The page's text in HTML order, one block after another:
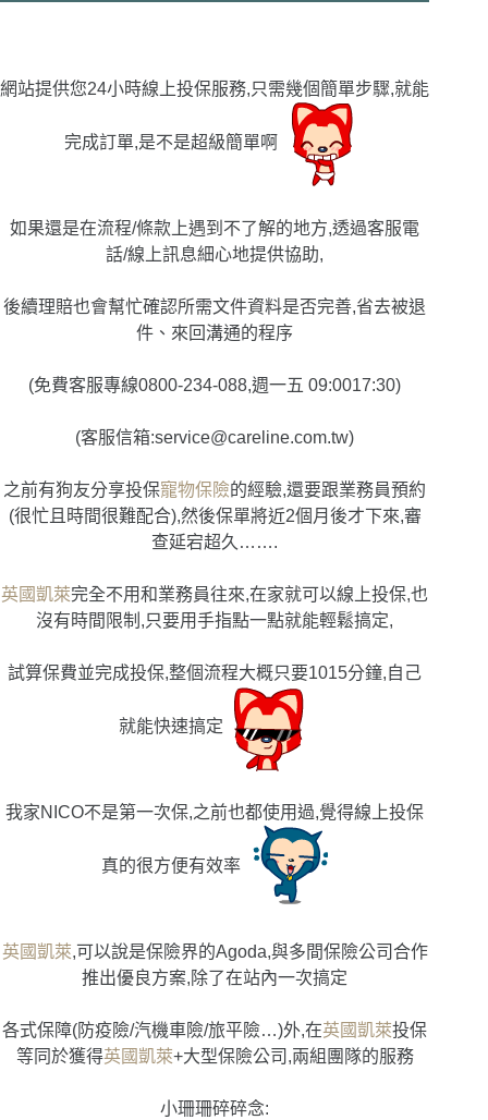
網站提供您24小時線上投保服務,只需幾個簡單步驟,就能
完成訂單,是不是超級簡單啊
如果還是在流程/條款上遇到不了解的地方,透過客服電
話/線上訊息細心地提供協助,
後續理賠也會幫忙確認所需文件資料是否完善,省去被退
件、來回溝通的程序
(免費客服專線0800-234-088,週一五 09:0017:30)
(客服信箱:service@careline.com.tw)
之前有狗友分享投保寵物保險的經驗,還要跟業務員預約
(很忙且時間很難配合),然後保單將近2個月後才下來,審
查延宕超久…….
英國凱萊完全不用和業務員往來,在家就可以線上投保,也
沒有時間限制,只要用手指點一點就能輕鬆搞定,
試算保費並完成投保,整個流程大概只要1015分鐘,自己
就能快速搞定
我家NICO不是第一次保,之前也都使用過,覺得線上投保
真的很方便有效率
英國凱萊,可以說是保險界的Agoda,與多間保險公司合作
推出優良方案,除了在站內一次搞定
各式保障(防疫險/汽機車險/旅平險…)外,在英國凱萊投保
等同於獲得英國凱萊+大型保險公司,兩組團隊的服務
小珊珊碎碎念: